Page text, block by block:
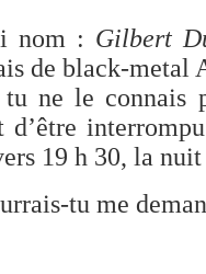
nom : Gilbert
de black-metal
ne le connais
19 h 30, la
tu me